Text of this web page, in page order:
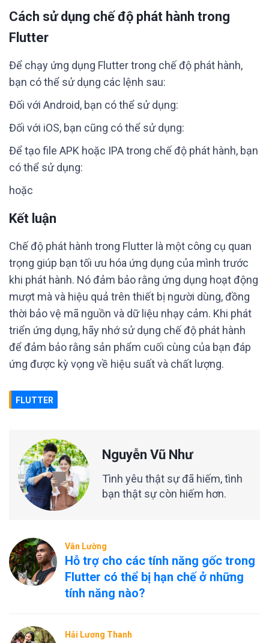
Cách sử dụng chế độ phát hành trong
Flutter
Để chạy ứng dụng Flutter trong chế độ phát hành,
bạn có thể sử dụng các lệnh sau:
Đối với Android, bạn có thể sử dụng:
Đối với iOS, bạn cũng có thể sử dụng:
Để tạo file APK hoặc IPA trong chế độ phát hành, bạn
có thể sử dụng:
hoặc
Kết luận
Chế độ phát hành trong Flutter là một công cụ quan
trọng giúp bạn tối ưu hóa ứng dụng của mình trước
khi phát hành. Nó đảm bảo rằng ứng dụng hoạt động
mượt mà và hiệu quả trên thiết bị người dùng, đồng
thời bảo vệ mã nguồn và dữ liệu nhạy cảm. Khi phát
triển ứng dụng, hãy nhớ sử dụng chế độ phát hành
để đảm bảo rằng sản phẩm cuối cùng của bạn đáp
ứng được kỳ vọng về hiệu suất và chất lượng.
FLUTTER
Nguyễn Vũ Như
Tình yêu thật sự đã hiếm, tình
bạn thật sự còn hiếm hơn.
Vân Lường
Hỗ trợ cho các tính năng gốc trong
Flutter có thể bị hạn chế ở những
tính năng nào?
Hải Lương Thanh